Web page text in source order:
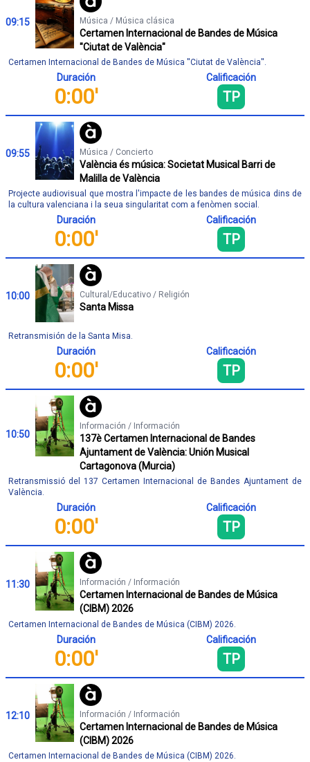
09:15 Música / Música clásica
Certamen Internacional de Bandes de Música
"Ciutat de València"
Certamen Internacional de Bandes de Música ''Ciutat de València''.
Duración
0:00'
Calificación
TP
09:55 Música / Concierto
València és música: Societat Musical Barri de
Malilla de València
Projecte audiovisual que mostra l'impacte de les bandes de música dins de
la cultura valenciana i la seua singularitat com a fenòmen social.
Duración
0:00'
Calificación
TP
10:00 Cultural/Educativo / Religión
Santa Missa
Retransmisión de la Santa Misa.
Duración
0:00'
Calificación
TP
10:50
Información / Información
137è Certamen Internacional de Bandes
Ajuntament de València: Unión Musical
Cartagonova (Murcia)
Retransmissió del 137 Certamen Internacional de Bandes Ajuntament de
València.
Duración
0:00'
Calificación
TP
11:30 Información / Información
Certamen Internacional de Bandes de Música
(CIBM) 2026
Certamen Internacional de Bandes de Música (CIBM) 2026.
Duración
0:00'
Calificación
TP
12:10 Información / Información
Certamen Internacional de Bandes de Música
(CIBM) 2026
Certamen Internacional de Bandes de Música (CIBM) 2026.